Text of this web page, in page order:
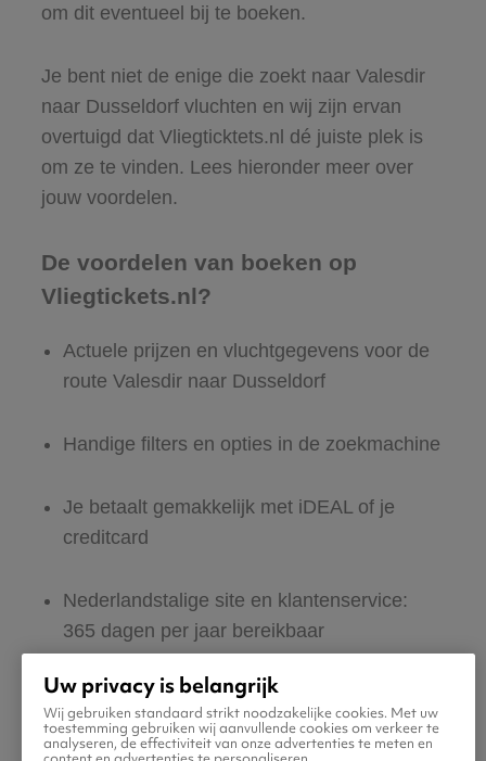
om dit eventueel bij te boeken.
Je bent niet de enige die zoekt naar Valesdir
naar Dusseldorf vluchten en wij zijn ervan
overtuigd dat Vliegticktets.nl dé juiste plek is
om ze te vinden. Lees hieronder meer over
jouw voordelen.
De voordelen van boeken op
Vliegtickets.nl?
Actuele prijzen en vluchtgegevens voor de
route Valesdir naar Dusseldorf
Handige filters en opties in de zoekmachine
Je betaalt gemakkelijk met iDEAL of je
creditcard
Nederlandstalige site en klantenservice:
365 dagen per jaar bereikbaar
Zeker van veilig boeken en betalen
Boek ook direct een hotel of huurauto voor
Uw privacy is belangrijk
Wij gebruiken standaard strikt noodzakelijke cookies. Met uw
toestemming gebruiken wij aanvullende cookies om verkeer te
analyseren, de effectiviteit van onze advertenties te meten en